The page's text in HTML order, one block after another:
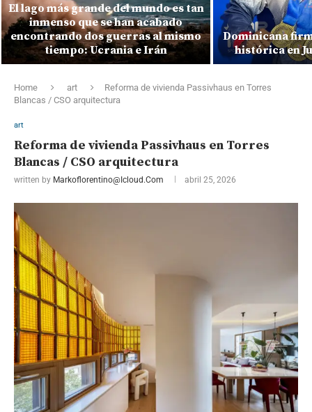
El lago más grande del mundo es tan
inmenso que se han acabado
encontrando dos guerras al mismo
tiempo: Ucrania e Irán
Dominicana
histórica en
Home art
Reforma de vivienda Passivhaus en Torres
Blancas / CSO arquitectura
art
Reforma de vivienda Passivhaus en Torres
Blancas / CSO arquitectura
written by Markoflorentino@icloud.com abril 25, 2026